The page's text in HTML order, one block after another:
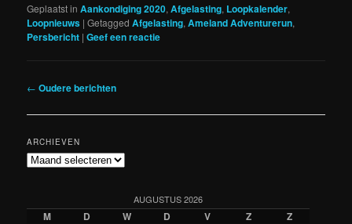
Geplaatst in Aankondiging 2020,Afgelasting, Loopkalender,
Loopnieuws |Getagged Afgelasting,Ameland Adventurerun,
Persbericht |Geef een reactie
Berichtnavigatie
← Oudere berichten
ARCHIEVEN
Archieven
AUGUSTUS 2026
M D W D V Z Z